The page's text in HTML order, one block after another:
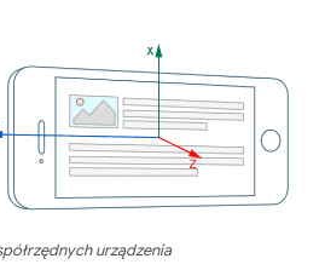
urządzenia